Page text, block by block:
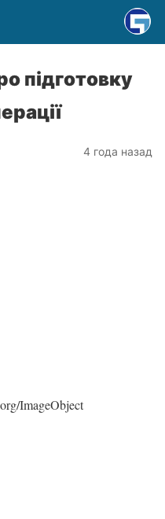
підготовку
4 года назад
ImageObject